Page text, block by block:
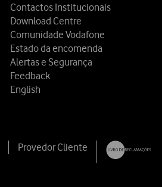
Contactos Institucionais
Download Centre
Comunidade Vodafone
Estado da encomenda
Alertas e Segurança
Feedback
English
Provedor Cliente